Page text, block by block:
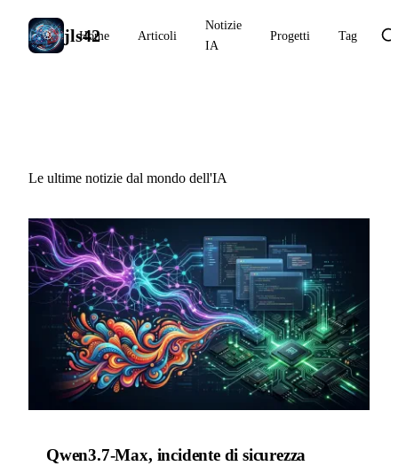
jls42
Home Articoli
Notizie
IA
Progetti Tag
Le ultime notizie dal mondo dell'IA
Qwen3.7-Max, incidente di sicurezza